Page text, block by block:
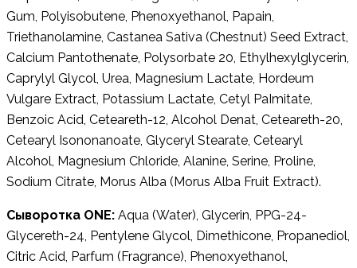
Gum, Polyisobutene, Phenoxyethanol, Papain,
Triethanolamine, Castanea Sativa (Chestnut) Seed Extract,
Calcium Pantothenate, Polysorbate 20, Ethylhexylglycerin,
Caprylyl Glycol, Urea, Magnesium Lactate, Hordeum
Vulgare Extract, Potassium Lactate, Cetyl PaImitate,
Benzoic Acid, Ceteareth-12, Alcohol Denat, Ceteareth-20,
Cetearyl Isononanoate, Glyceryl Stearate, Cetearyl
Alcohol, Magnesium Chloride, Alanine, Serine, Proline,
Sodium Citrate, Morus Alba (Morus Alba Fruit Extract).
Сыворотка ONE: Aqua (Water), Glycerin, PPG-24-
Glycereth-24, Pentylene Glycol, Dimethicone, Propanediol,
Citric Acid, Parfum (Fragrance), Phenoxyethanol,